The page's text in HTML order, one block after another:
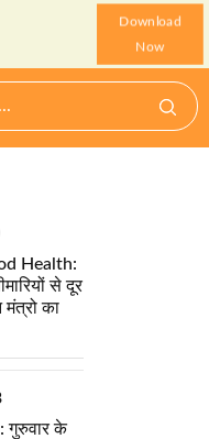
Download
Now
Health:
से दूर
का
गुरुवार के